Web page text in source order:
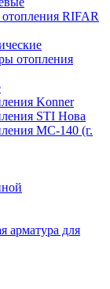
RIFAR
отопления
Konner
STI Нова
МС-140 (г.
арматура для